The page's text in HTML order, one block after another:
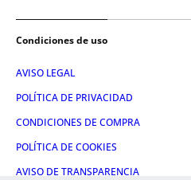
Condiciones de uso
AVISO LEGAL
POLÍTICA DE PRIVACIDAD
CONDICIONES DE COMPRA
POLÍTICA DE COOKIES
AVISO DE TRANSPARENCIA